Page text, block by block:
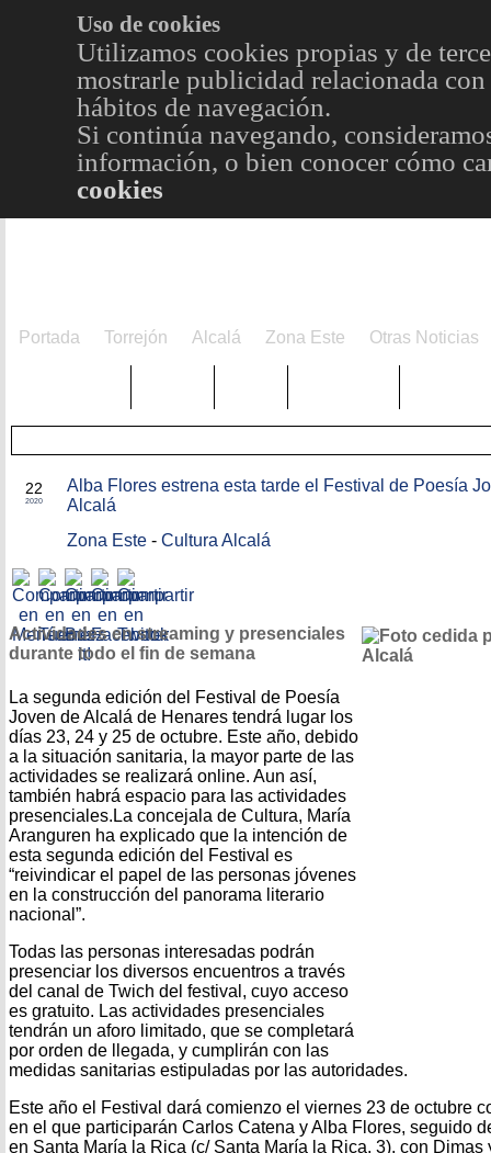
Uso de cookies
Utilizamos cookies propias y de
mostrarle publicidad relacionada
hábitos de navegación.
Si continúa navegando,
información, o bien conocer cómo
cookies
Portada Torrejón Alcalá Zona Este Otras Noticias
22
2020
Alba Flores estrena esta tarde el Festival de Poesía
Alcalá
Zona Este - Cultura Alcalá
Actividades en streaming y presenciales
durante todo el fin de semana
La segunda edición del Festival de Poesía
Joven de Alcalá de Henares tendrá lugar los
días 23, 24 y 25 de octubre. Este año, debido
a la situación sanitaria, la mayor parte de las
actividades se realizará online. Aun así,
también habrá espacio para las actividades
presenciales.La concejala de Cultura, María
Aranguren ha explicado que la intención de
esta segunda edición del Festival es
“reivindicar el papel de las personas jóvenes
en la construcción del panorama literario
nacional”.
Todas las personas interesadas podrán
presenciar los diversos encuentros a través
del canal de Twich del festival, cuyo acceso
es gratuito. Las actividades presenciales
tendrán un aforo limitado, que se completará
por orden de llegada, y cumplirán con las
medidas sanitarias estipuladas por las autoridades.
Este año el Festival dará comienzo el viernes 23 de octubre
en el que participarán Carlos Catena y Alba Flores, seguido
en Santa María la Rica (c/ Santa María la Rica, 3), con Dimas